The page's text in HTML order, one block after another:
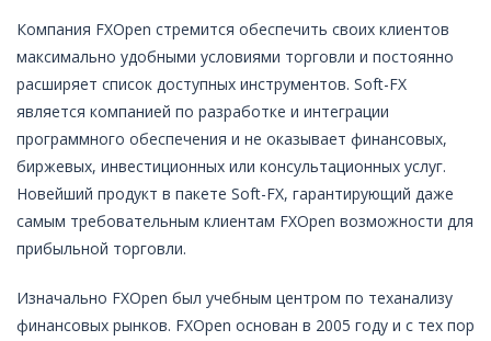
Компания FXOpen стремится обеспечить своих клиентов
максимально удобными условиями торговли и постоянно
расширяет список доступных инструментов. Soft-FX
является компанией по разработке и интеграции
программного обеспечения и не оказывает финансовых,
биржевых, инвестиционных или консультационных услуг.
Новейший продукт в пакете Soft-FX, гарантирующий даже
самым требовательным клиентам FXOpen возможности для
прибыльной торговли.
Изначально FXOpen был учебным центром по теханализу
финансовых рынков. FXOpen основан в 2005 году и с тех пор